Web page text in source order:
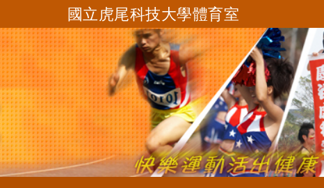
國立虎尾科技大學體育室
跳到主要內容